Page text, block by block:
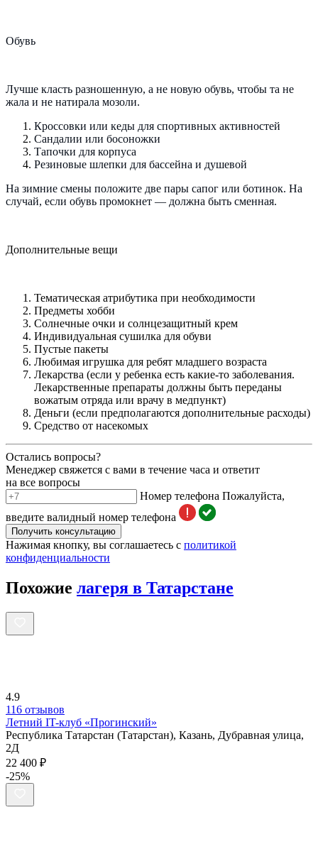
Обувь
Лучше класть разношенную, а не новую обувь, чтобы та не
жала и не натирала мозоли.
Кроссовки или кеды для спортивных активностей
Сандалии или босоножки
Тапочки для корпуса
Резиновые шлепки для бассейна и душевой
На зимние смены положите две пары сапог или ботинок. На
случай, если обувь промокнет — должна быть сменная.
Дополнительные вещи
Тематическая атрибутика при необходимости
Предметы хобби
Солнечные очки и солнцезащитный крем
Индивидуальная сушилка для обуви
Пустые пакеты
Любимая игрушка для ребят младшего возраста
Лекарства (если у ребенка есть какие-то заболевания.
Лекарственные препараты должны быть переданы
вожатым отряда или врачу в медпункт)
Деньги (если предполагаются дополнительные расходы)
Средство от насекомых
Остались вопросы?
Менеджер свяжется с вами в течение часа и ответит
на все вопросы
Номер телефона Пожалуйста,
введите валидный номер телефона
Получить консультацию
Нажимая кнопку, вы соглашаетесь с политикой
конфиденциальности
Похожие лагеря в Татарстане
4.9
116 отзывов
Летний IT-клуб «Прогинский»
Республика Татарстан (Татарстан), Казань, Дубравная улица,
2Д
22 400 ₽
-25%